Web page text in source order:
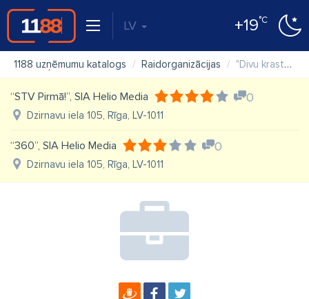
LV +19°C
1188 uzņēmumu katalogs Raidorganizācijas "Divu krastu radio" SIA
“STV Pirmā!”, SIA Helio Media 0
Dzirnavu iela 105, Rīga, LV-1011
“360”, SIA Helio Media 0
Dzirnavu iela 105, Rīga, LV-1011